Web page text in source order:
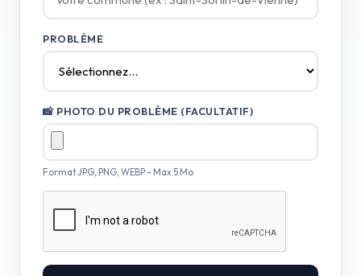
PROBLÈME
📸 PHOTO DU PROBLÈME (FACULTATIF)
Format JPG, PNG, WEBP - Max 5 Mo